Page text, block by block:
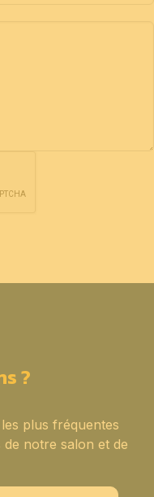
?
plus fréquentes
notre salon et de